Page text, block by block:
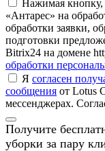
Нажимая
«Антарес» на
обработки заявки,
подготовки
Bitrix24 на домене
обработки
Я согласен
сообщения от Lotus
мессенджерах.
Получите
уборки за пару